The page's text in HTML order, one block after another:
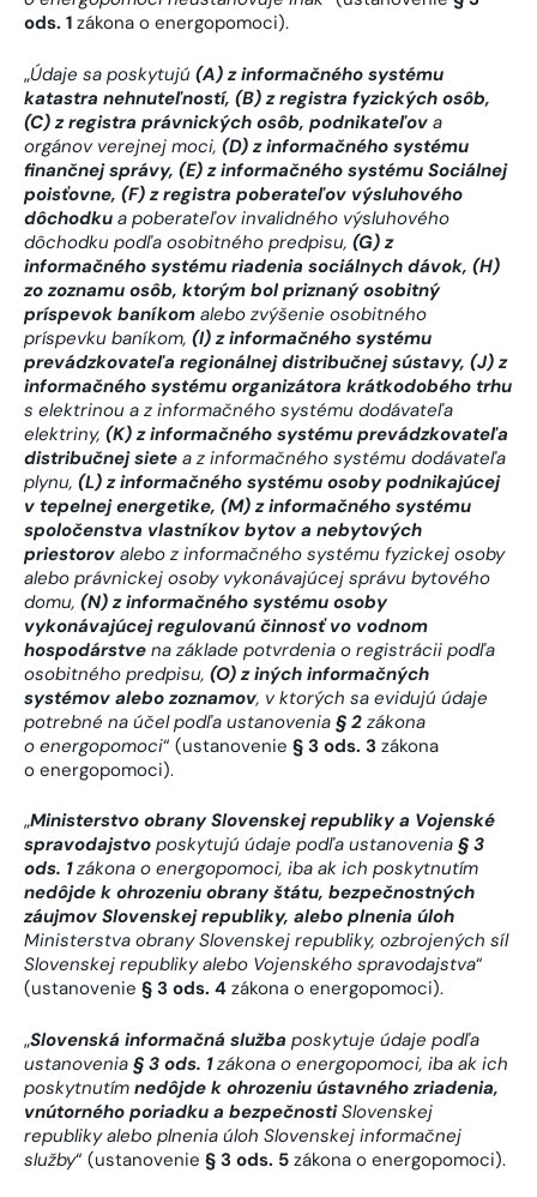
ods. 1 zákona o energopomoci).
„Údaje sa poskytujú (A) z informačného systému
katastra nehnuteľností, (B) z registra fyzických osôb,
(C) z registra právnických osôb, podnikateľov a
orgánov verejnej moci, (D) z informačného systému
finančnej správy, (E) z informačného systému Sociálnej
poisťovne, (F) z registra poberateľov výsluhového
dôchodku a poberateľov invalidného výsluhového
dôchodku podľa osobitného predpisu, (G) z
informačného systému riadenia sociálnych dávok, (H)
zo zoznamu osôb, ktorým bol priznaný osobitný
príspevok baníkom alebo zvýšenie osobitného
príspevku baníkom, (I) z informačného systému
prevádzkovateľa regionálnej distribučnej sústavy, (J) z
informačného systému organizátora krátkodobého trhu
s elektrinou a z informačného systému dodávateľa
elektriny, (K) z informačného systému prevádzkovateľa
distribučnej siete a z informačného systému dodávateľa
plynu, (L) z informačného systému osoby podnikajúcej
v tepelnej energetike, (M) z informačného systému
spoločenstva vlastníkov bytov a nebytových
priestorov alebo z informačného systému fyzickej osoby
alebo právnickej osoby vykonávajúcej správu bytového
domu, (N) z informačného systému osoby
vykonávajúcej regulovanú činnosť vo vodnom
hospodárstve na základe potvrdenia o registrácii podľa
osobitného predpisu, (O) z iných informačných
systémov alebo zoznamov, v ktorých sa evidujú údaje
potrebné na účel podľa ustanovenia § 2 zákona
o energopomoci“ (ustanovenie § 3 ods. 3 zákona
o energopomoci).
„Ministerstvo obrany Slovenskej republiky a Vojenské
spravodajstvo poskytujú údaje podľa ustanovenia § 3
ods. 1 zákona o energopomoci, iba ak ich poskytnutím
nedôjde k ohrozeniu obrany štátu, bezpečnostných
záujmov Slovenskej republiky, alebo plnenia úloh
Ministerstva obrany Slovenskej republiky, ozbrojených síl
Slovenskej republiky alebo Vojenského spravodajstva“
(ustanovenie § 3 ods. 4 zákona o energopomoci).
„Slovenská informačná služba poskytuje údaje podľa
ustanovenia § 3 ods. 1 zákona o energopomoci, iba ak ich
poskytnutím nedôjde k ohrozeniu ústavného zriadenia,
vnútorného poriadku a bezpečnosti Slovenskej
republiky alebo plnenia úloh Slovenskej informačnej
služby“ (ustanovenie § 3 ods. 5 zákona o energopomoci).